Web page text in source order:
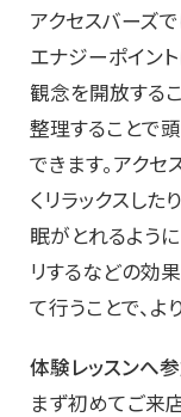
アクセスバーズ
エナジーポイン
観念を開放する
整理することで
できます。アク
くリラックスし
眠がとれるよう
リするなどの効
て行うことで、
体験レッスンへ
まず初めてご来